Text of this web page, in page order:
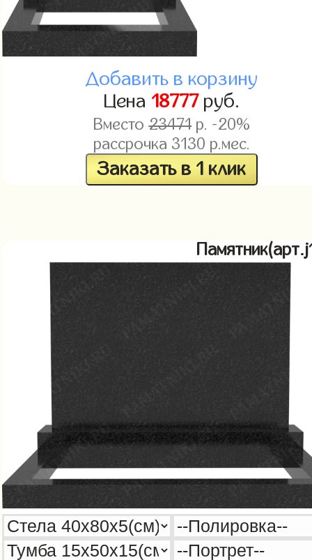
Добавить в корзину
Цена 18777руб.
Вместо23471р. -20%
рассрочка 3130 р.мес.
Заказать в 1 клик